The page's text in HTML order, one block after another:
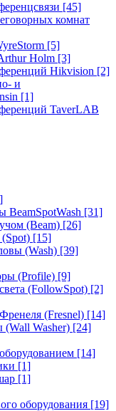
[45]
комнат
[5]
Holm [3]
Hikvision [2]
и
[1]
TaverLAB
BeamSpotWash [31]
(Beam) [26]
[15]
(Wash) [39]
(Profile) [9]
(FollowSpot) [2]
(Fresnel) [14]
Washer) [24]
[14]
[1]
[1]
оборудования [19]